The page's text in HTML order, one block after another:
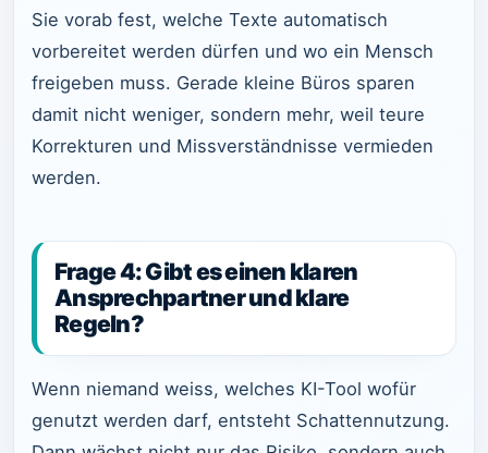
Sie vorab fest, welche Texte automatisch
vorbereitet werden dürfen und wo ein Mensch
freigeben muss. Gerade kleine Büros sparen
damit nicht weniger, sondern mehr, weil teure
Korrekturen und Missverständnisse vermieden
werden.
Frage 4: Gibt es einen klaren
Ansprechpartner und klare
Regeln?
Wenn niemand weiss, welches KI-Tool wofür
genutzt werden darf, entsteht Schattennutzung.